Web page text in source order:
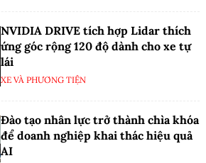
NVIDIA DRIVE tích hợp Lidar thích
ứng góc rộng 120 độ dành cho xe tự
lái
XE VÀ PHƯƠNG TIỆN
Đào tạo nhân lực trở thành chìa khóa
để doanh nghiệp khai thác hiệu quả
AI